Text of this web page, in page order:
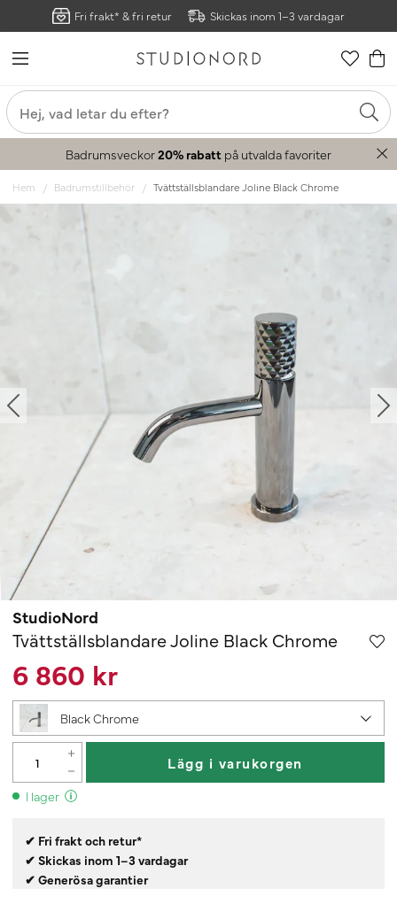
Fri frakt* & fri retur Skickas inom 1–3 vardagar
Badrumsveckor20% rabatt på utvalda favoriter
Hem Badrumstillbehör Tvättställsblandare Joline Black Chrome
StudioNord
Tvättställsblandare Joline Black Chrome
6 860 kr
Black Chrome
Lägg i varukorgen
I lager
✔ Fri frakt och retur*
✔ Skickas inom 1–3 vardagar
✔ Generösa garantier